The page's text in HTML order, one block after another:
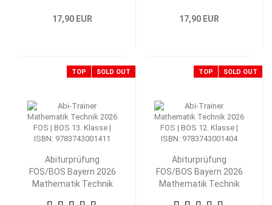
17,90 EUR 17,90 EUR
TOP SOLD OUT
Abiturprüfung
FOS/BOS Bayern 2026
Mathematik Technik
TOP SOLD OUT
Abiturprüfung
FOS/BOS Bayern 2026
Mathematik Technik